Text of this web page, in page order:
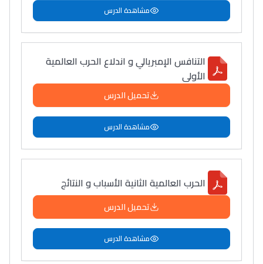
مشاهدة الدرس
التنافس الإمبريالي و اندلاع الحرب العالمية
الأولى
تحميل الدرس
مشاهدة الدرس
الحرب العالمية الثانية الأسباب و النتائج
تحميل الدرس
مشاهدة الدرس